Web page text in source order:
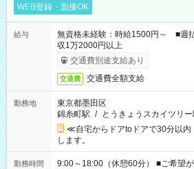
WEB登録・面接OK
給与
無資格未経験：時給1500円～ ■
収1万2000円以上
交通費別途支給あり
交通費 交通費全額支給
勤務地
東京都墨田区
錦糸町駅 / とうきょうスカイツリー
≪自宅からドアtoドアで30分以
します。
勤務時間
9:00～18:00（休憩60分） ■ご希望があれば下記シフトもOK！